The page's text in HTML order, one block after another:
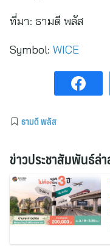
ที่มา: ธามดี พลัส
Symbol: WICE
ธามดี พลัส
ข่าวประชาสัมพันธ์ล่